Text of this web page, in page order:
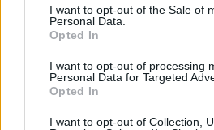
I want to opt-out of the Sale of
Personal Data.
Opted In
I want to opt-out of processing
Personal Data for Targeted
Opted In
I want to opt-out of Collection,
(@thanosplevris)
2023